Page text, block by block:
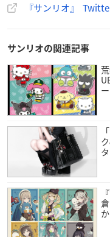
形のクッションに座
— サンリオ
『サンリオ』
サンリオの関連記事